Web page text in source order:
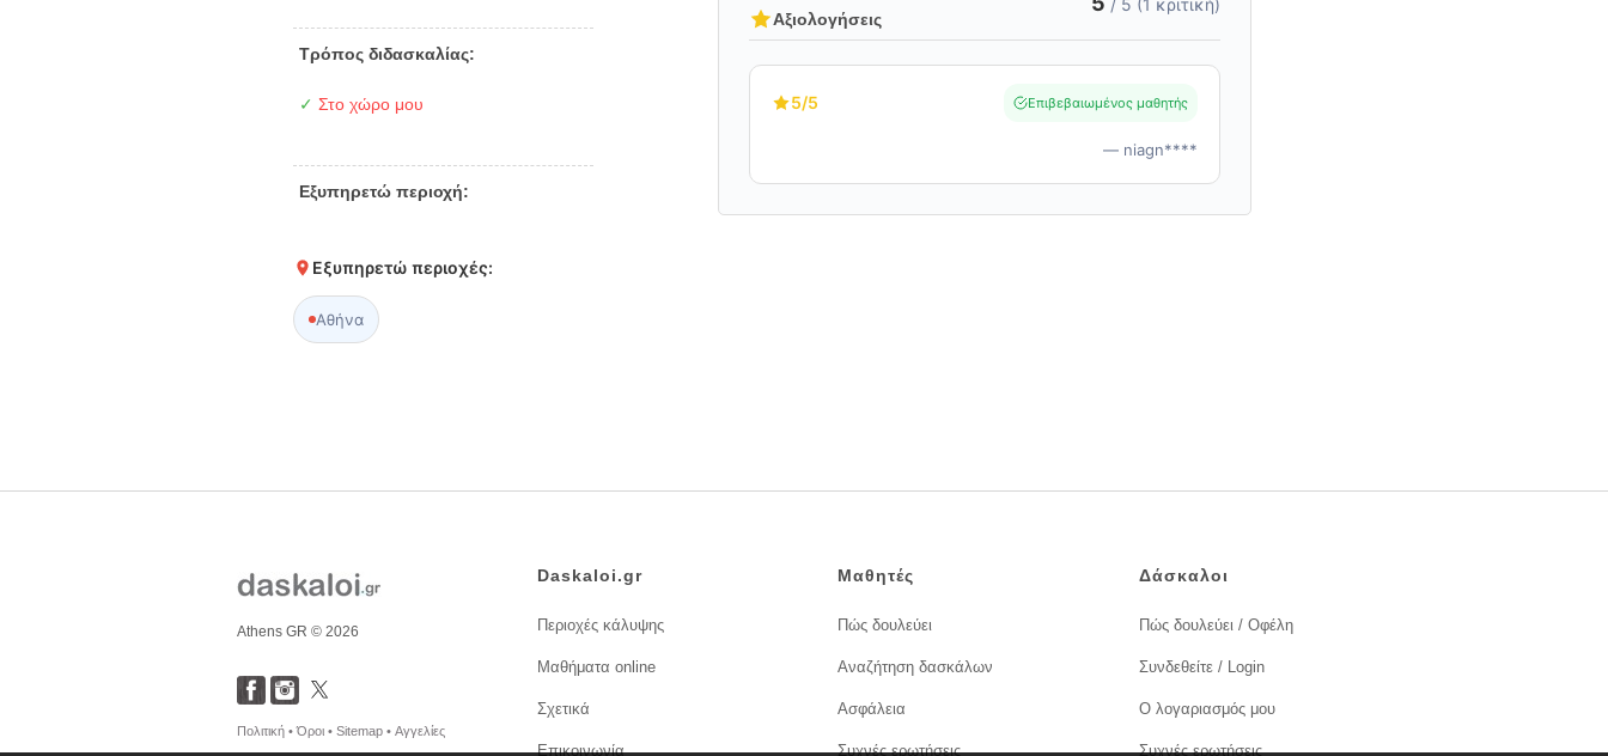
Τρόπος διδασκαλίας:
✓ Στο χώρο μου
Εξυπηρετώ περιοχή:
Εξυπηρετώ περιοχές:
Αθήνα
Αξιολογήσεις
5/5 Επιβεβαιωμένος μαθητής
— niagn****
Athens GR © 2026
Πολιτική •Όροι • Sitemap • Αγγελίες
Daskaloi.gr
Περιοχές κάλυψης
Μαθήματα online
Σχετικά
Επικοινωνία
Μαθητές
Πώς δουλεύει
Αναζήτηση δασκάλων
Ασφάλεια
Συχνές ερωτήσεις
Δάσκαλοι
Πώς δουλεύει / Οφέλη
Συνδεθείτε / Login
Ο λογαριασμός μου
Συχνές ερωτήσεις